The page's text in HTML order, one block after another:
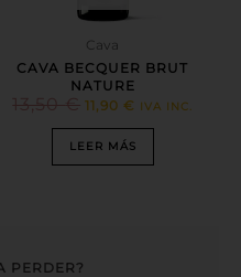
Cava
CAVA BECQUER BRUT
NATURE
13,50€ 11,90€ IVA INC.
LEER MÁS
PERDER?